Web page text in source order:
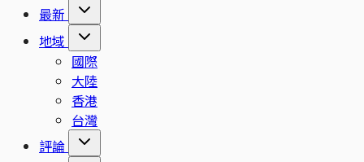
最新
地域
國際
大陸
香港
台灣
評論